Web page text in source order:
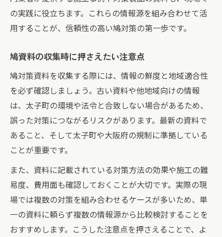
の実践に役立ちます。これらの情報源を組み合わせて活
用することが、信頼性の高い鳩対策の第一歩です。
鳩資料の収集時に押さえたい注意点
鳩対策資料を収集する際には、情報の鮮度と地域適合性
を必ず確認しましょう。古い資料や他地域向けの情報
は、太子町の環境や法令と合致しない場合があるため、
誤った対策につながるリスクがあります。最新の資料で
あること、そして太子町や大阪府の規制に準拠している
ことが重要です。
また、資料に記載されている対策方法の効果や施工の難
易度、費用面も確認しておくことが大切です。実際の現
場では複数の対策を組み合わせるケースが多いため、単
一の資料に頼らず複数の情報源から比較検討することを
おすすめします。こうした注意点を押さえることで、よ